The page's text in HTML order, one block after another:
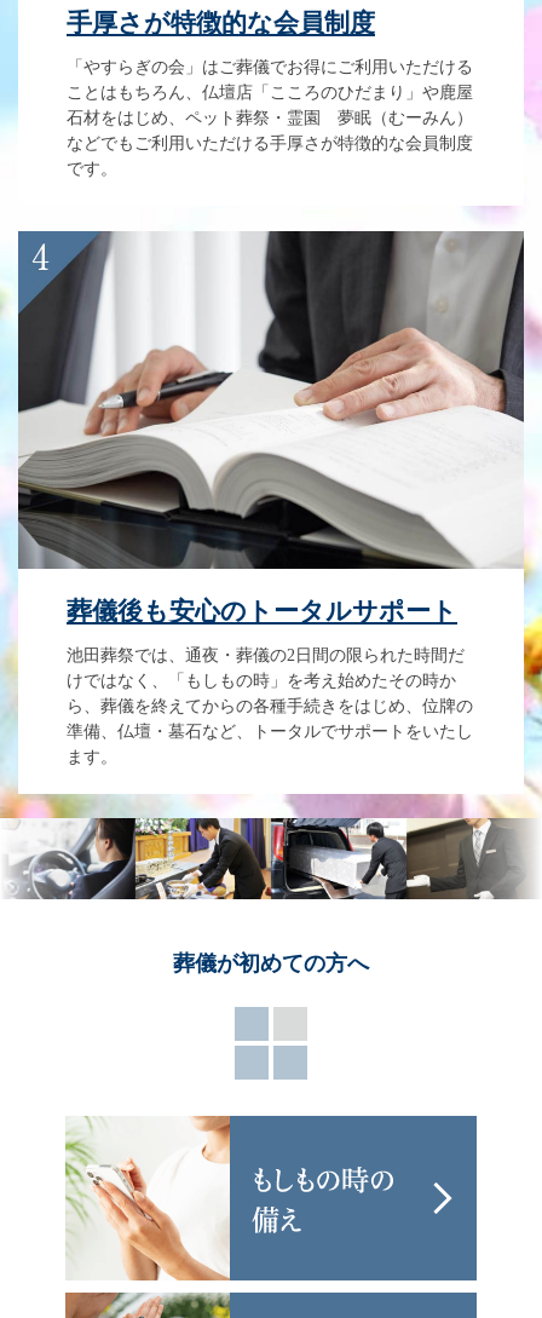
手厚さが特徴的な会員制度
「やすらぎの会」はご葬儀でお得にご利用いただける
ことはもちろん、仏壇店「こころのひだまり」や鹿屋
石材をはじめ、ペット葬祭・霊園 夢眠（むーみん）
などでもご利用いただける手厚さが特徴的な会員制度
です。
葬儀後も安心のトータルサポート
池田葬祭では、通夜・葬儀の2日間の限られた時間だ
けではなく、「もしもの時」を考え始めたその時か
ら、葬儀を終えてからの各種手続きをはじめ、位牌の
準備、仏壇・墓石など、トータルでサポートをいたし
ます。
葬儀が初めての方へ